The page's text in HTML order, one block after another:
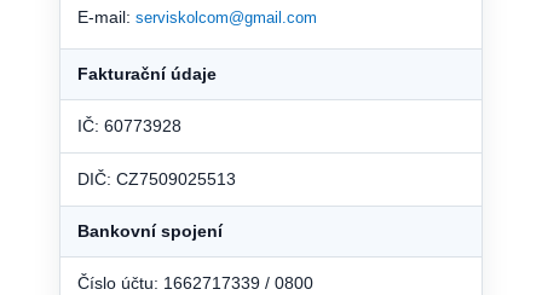
E-mail: serviskolcom@gmail.com
Fakturační údaje
IČ: 60773928
DIČ: CZ7509025513
Bankovní spojení
Číslo účtu: 1662717339 / 0800